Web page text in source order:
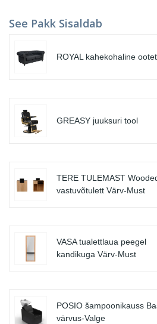
See Pakk Sisaldab
ROYAL kahekohaline
GREASY juuksuri tool
TERE TULEMAST
vastuvõtulett Värv-Must
VASA tualettlaua peegel
kandikuga Värv-Must
POSIO šampoonikauss
värvus-Valge